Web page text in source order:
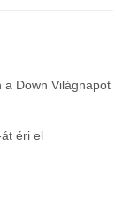
a Down Világnapot
éri el